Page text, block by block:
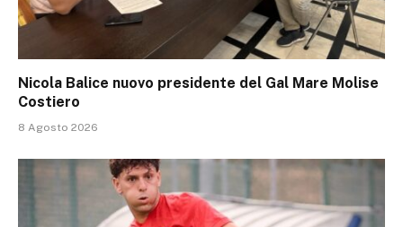
Nicola Balice nuovo presidente del Gal Mare Molise
Costiero
8 Agosto 2026